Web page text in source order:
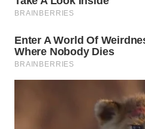
TOBA
WN
NIAS
WN